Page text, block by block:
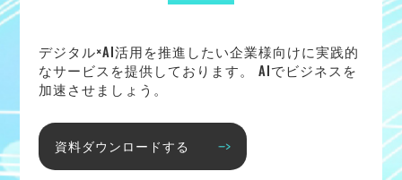
デジタル×AI活用を推進したい企業様向けに実践的
なサービスを提供しております。 AIでビジネスを
加速させましょう。
資料ダウンロードする